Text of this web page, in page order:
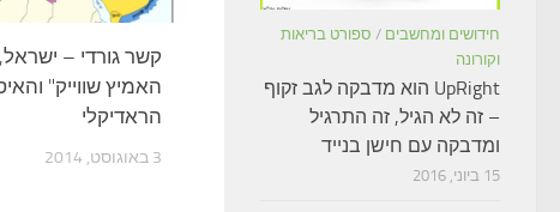
קשר גורדי –
האמיץ שווייק"
הראדיקלי
3 באוגוסט, 2014
חידושים ומחשבים / ספורט בריאות
וקורונה
UpRight הוא מדבקה לגב זקוף
– זה לא הגיל, זה התרגיל
ומדבקה עם חישן בנייד
15 ביוני, 2016